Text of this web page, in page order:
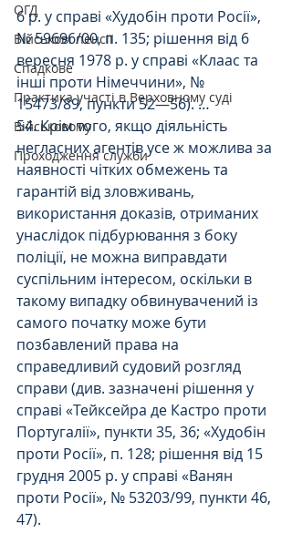
ОГД
Військові пенсії
Спадкове
Практика участі в Верховному суді
Військовому
Проходження служби
6 р. у справі «Худобін проти Росії»,
№ 59696/00, п. 135; рішення від 6
вересня 1978 р. у справі «Клаас та
інші проти Німеччини», №
15473/89, пункти 52—56). …
54. Крім того, якщо діяльність
негласних агентів усе ж можлива за
наявності чітких обмежень та
гарантій від зловживань,
використання доказів, отриманих
унаслідок підбурювання з боку
поліції, не можна виправдати
суспільним інтересом, оскільки в
такому випадку обвинувачений із
самого початку може бути
позбавлений права на
справедливий судовий розгляд
справи (див. зазначені рішення у
справі «Тейксейра де Кастро проти
Португалії», пункти 35, 36; «Худобін
проти Росії», п. 128; рішення від 15
грудня 2005 р. у справі «Ванян
проти Росії», № 53203/99, пункти 46,
47).